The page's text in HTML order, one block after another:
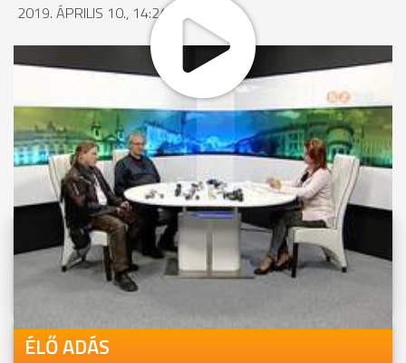
2019. ÁPRILIS 10., 14:24
Videóink megtekinthetőek
Youtube-csatornánkon is!
ÉLŐ ADÁS